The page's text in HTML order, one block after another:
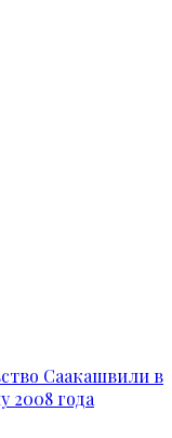
Саакашвили в
2008 года